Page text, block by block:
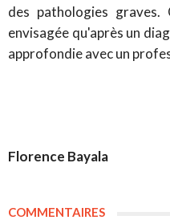
des pathologies
envisagée qu'après un
approfondie avec un
Florence Bayala
COMMENTAIRES